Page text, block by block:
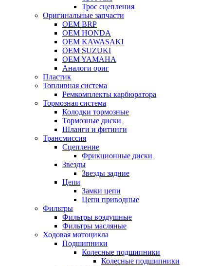
Трос сцепления
Оригинальные запчасти
OEM BRP
OEM HONDA
OEM KAWASAKI
OEM SUZUKI
OEM YAMAHA
Аналоги ориг
Пластик
Топливная система
Ремкомплекты карбюратора
Тормозная система
Колодки тормозные
Тормозные диски
Шланги и фитинги
Трансмиссия
Cцепление
Фрикционные диски
Звезды
Звезды задние
Цепи
Замки цепи
Цепи приводные
Фильтры
Фильтры воздушные
Фильтры масляные
Ходовая мотоцикла
Подшипники
Колесные подшипники
Колесные подшипники